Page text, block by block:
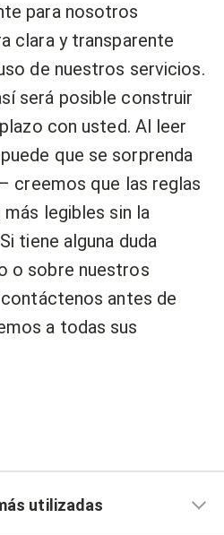
para nosotros
clara y transparente
de nuestros servicios.
será posible construir
con usted. Al leer
que se sorprenda
creemos que las reglas
legibles sin la
tiene alguna duda
o sobre nuestros
antes de
a todas sus
utilizadas